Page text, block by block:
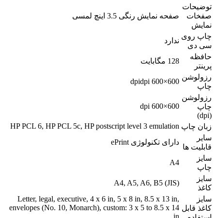
توضیحات
صفخات
نمایش
صفحه نمایش رنگی 3.5 اینچ لمسی
چاپ روی
سی دی
ندارد
حافظه
پرینتر
128 مگابایت
رزولوشن
چاپ
600×600 dpidpi
رزولوشن
چاپ
(dpi)
600×600 dpi
زبان چاپ HP PCL 6, HP PCL 5c, HP postscript level 3 emulation
سایر
قابلیت ها
دارای تکنولوژی ePrint
سایز
چاپ
A4
سایز
کاغذ
(A4, A5, A6, B5 (JIS
سایز
کاغذ قابل
Letter, legal, executive, 4 x 6 in, 5 x 8 in, 8.5 x 13 in,
envelopes (No. 10, Monarch), custom: 3 x 5 to 8.5 x 14
in